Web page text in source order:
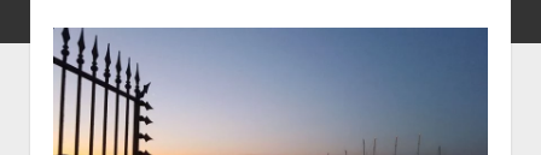
Berlin
open